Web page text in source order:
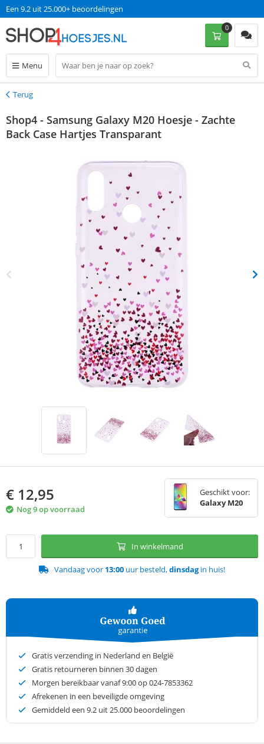
Een 9.2 uit 25.000+ beoordelingen
Menu
0
Terug
Terug
Shop4 - Samsung Galaxy M20 Hoesje - Zachte
Back Case Hartjes Transparant
€ 12,95
Nog 9 op voorraad
Geschikt voor:
Galaxy M20
In winkelmand
Vandaag voor 13:00 uur besteld,dinsdagin huis!
Gratis verzending in Nederland en België
Gratis retourneren binnen 30 dagen
Morgen bereikbaar vanaf 9:00 op 024-7853362
Afrekenen in een beveiligde omgeving
Gemiddeld een 9.2 uit 25.000 beoordelingen